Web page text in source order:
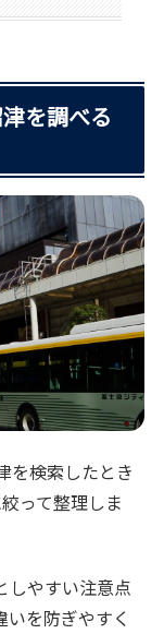
を調べる
を検索したとき
って整理しま
しやすい注意点
を防ぎやすく